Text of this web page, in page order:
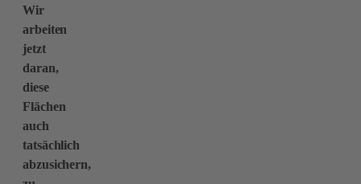
Wir
arbeiten
jetzt
daran,
diese
Flächen
auch
tatsächlich
abzusichern,